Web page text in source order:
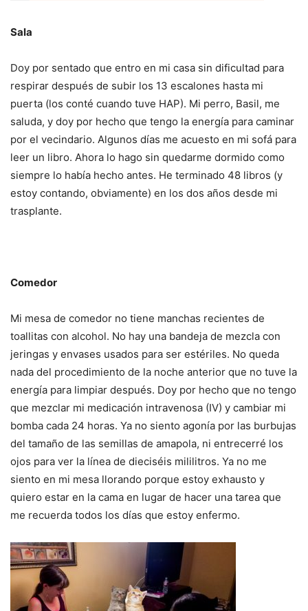
Sala
Doy por sentado que entro en mi casa sin dificultad para
respirar después de subir los 13 escalones hasta mi
puerta (los conté cuando tuve HAP). Mi perro, Basil, me
saluda, y doy por hecho que tengo la energía para caminar
por el vecindario. Algunos días me acuesto en mi sofá para
leer un libro. Ahora lo hago sin quedarme dormido como
siempre lo había hecho antes. He terminado 48 libros (y
estoy contando, obviamente) en los dos años desde mi
trasplante.
Comedor
Mi mesa de comedor no tiene manchas recientes de
toallitas con alcohol. No hay una bandeja de mezcla con
jeringas y envases usados para ser estériles. No queda
nada del procedimiento de la noche anterior que no tuve la
energía para limpiar después. Doy por hecho que no tengo
que mezclar mi medicación intravenosa (IV) y cambiar mi
bomba cada 24 horas. Ya no siento agonía por las burbujas
del tamaño de las semillas de amapola, ni entrecerré los
ojos para ver la línea de dieciséis mililitros. Ya no me
siento en mi mesa llorando porque estoy exhausto y
quiero estar en la cama en lugar de hacer una tarea que
me recuerda todos los días que estoy enfermo.